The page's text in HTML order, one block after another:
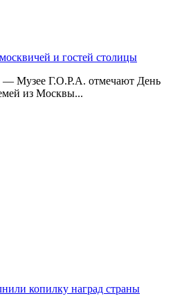
и гостей столицы
Музее Г.О.Р.А. отмечают День
из Москвы...
копилку наград страны